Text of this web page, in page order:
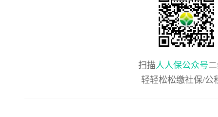
扫描人人保公众号
轻轻松松缴社保/公